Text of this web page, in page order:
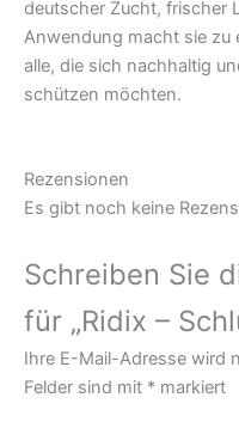
deutscher Zucht, frischer
Anwendung macht sie zu
alle, die sich nachhaltig
schützen möchten.
Rezensionen
Es gibt noch keine
Schreiben Sie
für „Ridix –
Ihre E-Mail-Adresse wird
Felder sind mit * markiert